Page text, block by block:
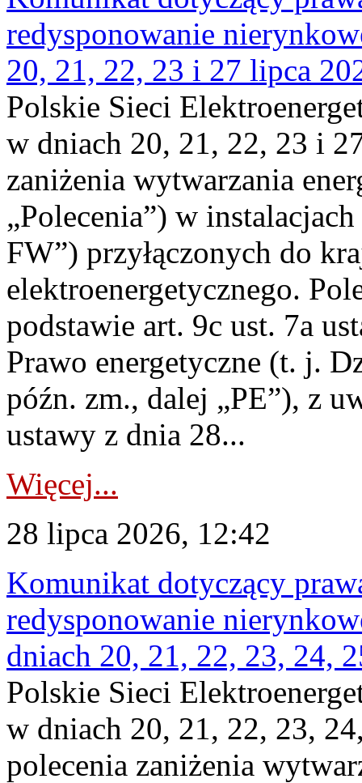
redysponowanie
20, 21, 22, 23 i 27 lipca
Polskie Sieci
w dniach 20, 21, 22, 23 i
zaniżenia wytwarzania
„Polecenia”) w
FW”) przyłączonych do
elektroenergetycznego.
podstawie art. 9c ust. 7a
Prawo energetyczne (t. j.
późn. zm., dalej „PE”), z
ustawy z dnia 28...
Więcej...
28 lipca 2026, 12:42
Komunikat dotyczący
redysponowanie
dniach 20, 21, 22, 23, 24,
Polskie Sieci
w dniach 20, 21, 22, 23,
polecenia zaniżenia